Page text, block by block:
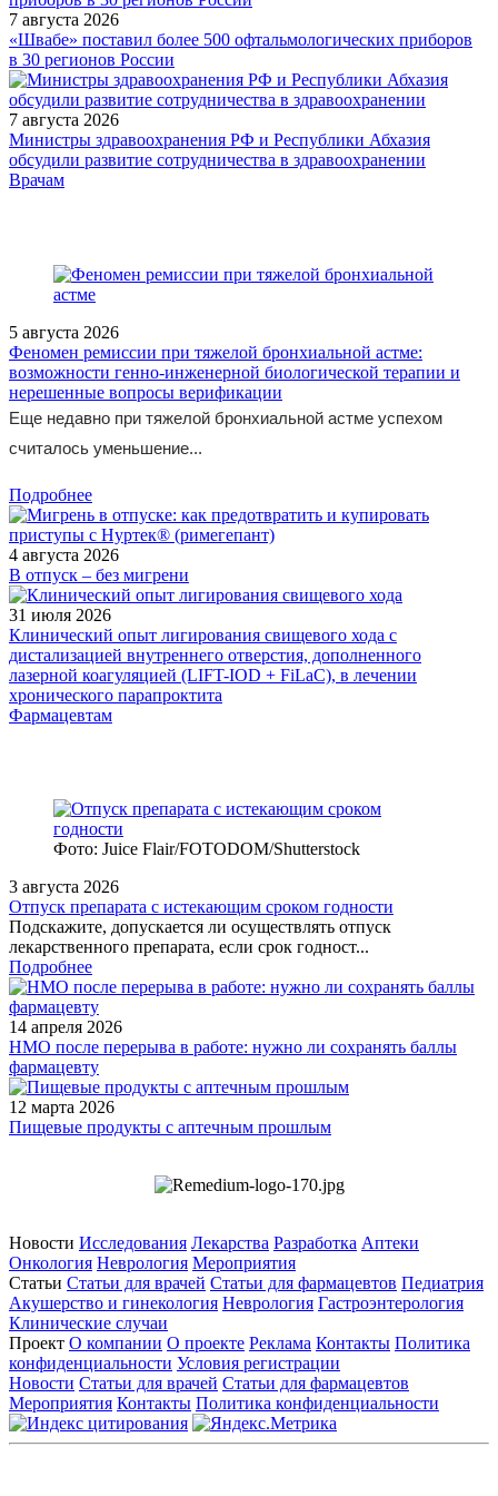
7 августа 2026
«Швабе» поставил более 500 офтальмологических приборов
в 30 регионов России
7 августа 2026
Министры здравоохранения РФ и Республики Абхазия
обсудили развитие сотрудничества в здравоохранении
/legislation/other/informatsionnoe-pismo-04i-430-10-ot-11-05-2010/
Врачам
5 августа 2026
Феномен ремиссии при тяжелой бронхиальной астме:
возможности генно-инженерной биологической терапии и
нерешенные вопросы верификации
Еще недавно при тяжелой бронхиальной астме успехом
считалось уменьшение...
Подробнее
4 августа 2026
В отпуск – без мигрени
31 июля 2026
Клинический опыт лигирования свищевого хода с
дистализацией внутреннего отверстия, дополненного
лазерной коагуляцией (LIFT-IOD + FiLaC), в лечении
хронического парапроктита
Фармацевтам
Фото: Juice Flair/FOTODOM/Shutterstoсk
3 августа 2026
Отпуск препарата с истекающим сроком годности
Подскажите, допускается ли осуществлять отпуск
лекарственного препарата, если срок годност...
Подробнее
14 апреля 2026
НМО после перерыва в работе: нужно ли сохранять баллы
фармацевту
12 марта 2026
Пищевые продукты с аптечным прошлым
Новости Исследования Лекарства Разработка Аптеки
Онкология Неврология Мероприятия
Статьи Статьи для врачей Статьи для фармацевтов Педиатрия
Акушерство и гинекология Неврология Гастроэнтерология
Клинические случаи
Проект О компании О проекте Реклама Контакты Политика
конфиденциальности Условия регистрации
Новости Статьи для врачей Статьи для фармацевтов
Мероприятия Контакты Политика конфиденциальности